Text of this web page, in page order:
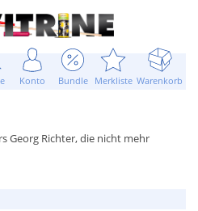
Konto Bundle Merkliste Warenkorb
Georg Richter, die nicht mehr